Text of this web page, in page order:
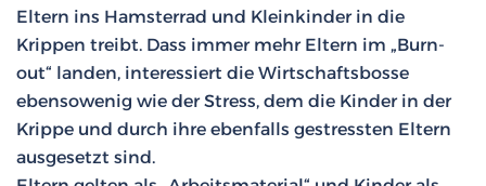
Eltern ins Hamsterrad und Kleinkinder in die
Krippen treibt. Dass immer mehr Eltern im „Burn-
out“ landen, interessiert die Wirtschaftsbosse
ebensowenig wie der Stress, dem die Kinder in der
Krippe und durch ihre ebenfalls gestressten Eltern
ausgesetzt sind.